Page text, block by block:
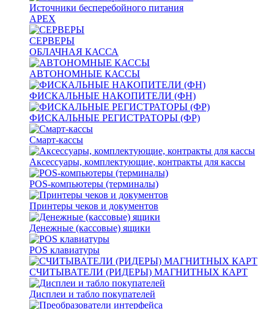
Источники бесперебойного питания
APEX
СЕРВЕРЫ
ОБЛАЧНАЯ КАССА
АВТОНОМНЫЕ КАССЫ
ФИСКАЛЬНЫЕ НАКОПИТЕЛИ (ФН)
ФИСКАЛЬНЫЕ РЕГИСТРАТОРЫ (ФР)
Смарт-кассы
Аксессуары, комплектующие, контракты для кассы
POS-компьютеры (терминалы)
Принтеры чеков и документов
Денежные (кассовые) ящики
POS клавиатуры
СЧИТЫВАТЕЛИ (РИДЕРЫ) МАГНИТНЫХ КАРТ
Дисплеи и табло покупателей